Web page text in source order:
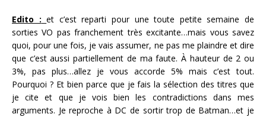
Edito : et c’est reparti pour une toute petite semaine de
sorties VO pas franchement très excitante…mais vous savez
quoi, pour une fois, je vais assumer, ne pas me plaindre et dire
que c’est aussi partiellement de ma faute. À hauteur de 2 ou
3%, pas plus…allez je vous accorde 5% mais c’est tout.
Pourquoi ? Et bien parce que je fais la sélection des titres que
je cite et que je vois bien les contradictions dans mes
arguments. Je reproche à DC de sortir trop de Batman…et je